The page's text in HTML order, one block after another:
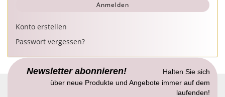
Anmelden
Konto erstellen
Passwort vergessen?
Newsletter abonnieren!
Halten Sie sich
über neue Produkte und Angebote immer auf dem
laufenden!